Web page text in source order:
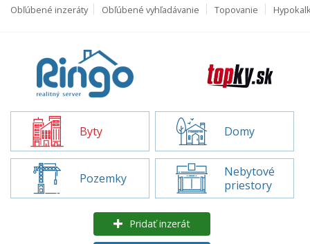
Obľúbené inzeráty Obľúbené vyhľadávanie Topovanie
Byty Domy
Pozemky
Nebytové
priestory
Pridať inzerát